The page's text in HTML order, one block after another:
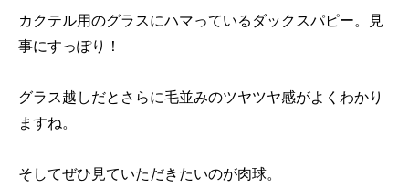
カクテル用のグラスにハマっているダックスパピー。見
事にすっぽり！
グラス越しだとさらに毛並みのツヤツヤ感がよくわかり
ますね。
そしてぜひ見ていただきたいのが肉球。